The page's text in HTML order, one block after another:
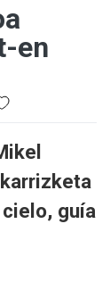
en
guía